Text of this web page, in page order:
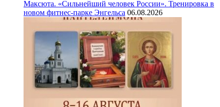
Максюта. «Сильнейший человек России». Тренировка в
новом фитнес-парке Энгельса 06.08.2026